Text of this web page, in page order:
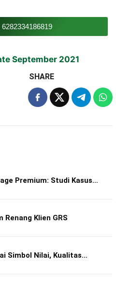
September 2021
SHARE
Premium: Studi Kasus…
Renang Klien GRS
Simbol Nilai, Kualitas…